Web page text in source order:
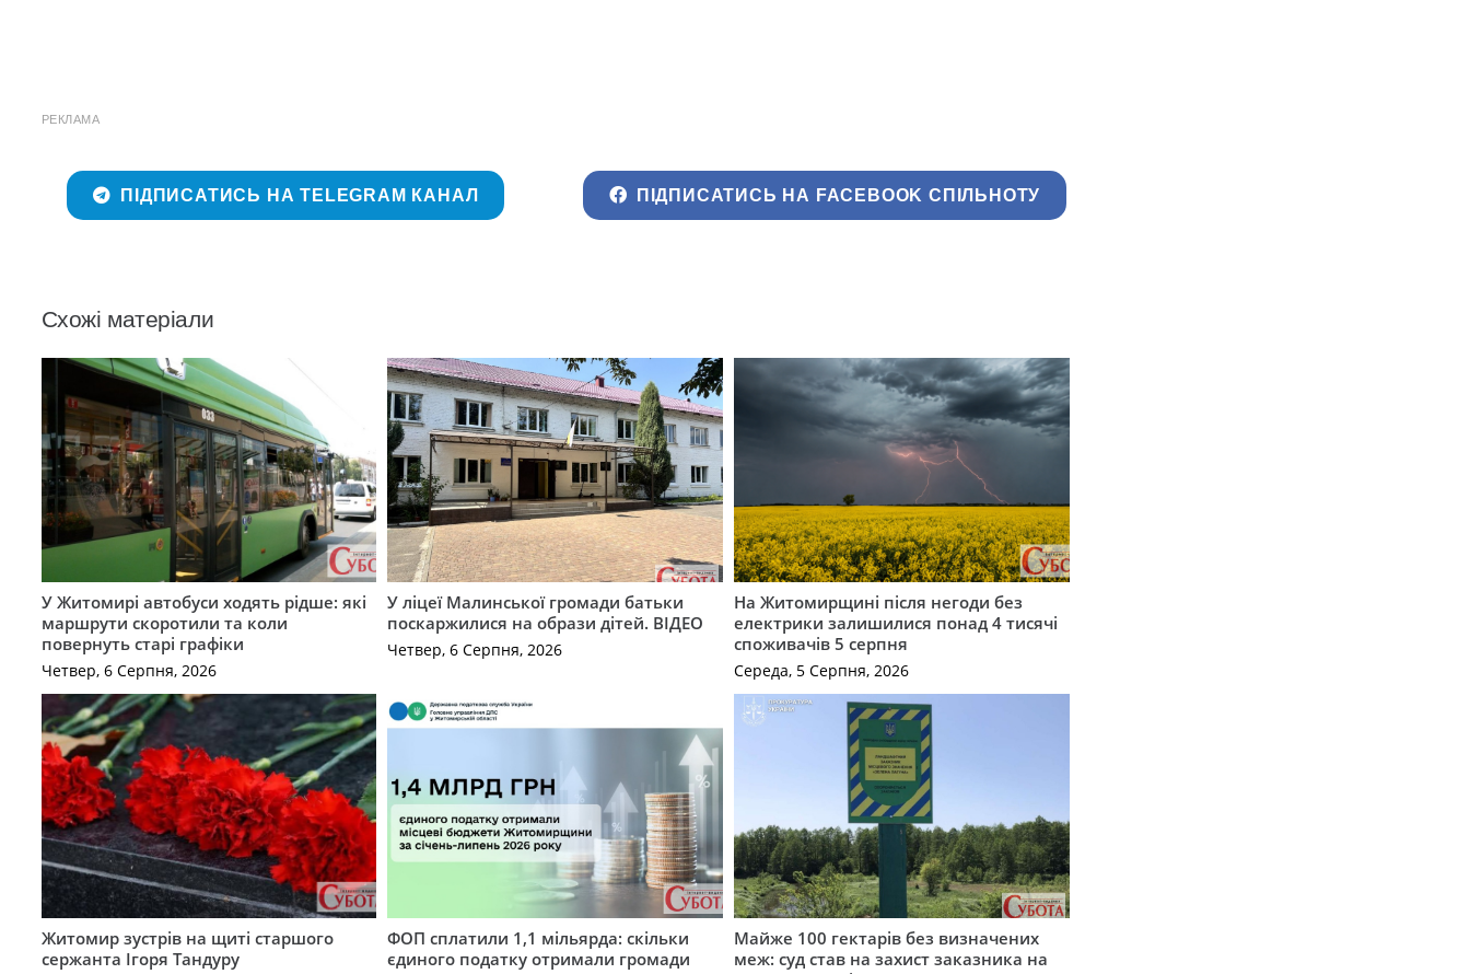
РЕКЛАМА
ПІДПИСАТИСЬ НА TELEGRAM КАНАЛ ПІДПИСАТИСЬ НА FACEBOOK СПІЛЬНОТУ
Схожі матеріали
У Житомирі автобуси ходять рідше: які
маршрути скоротили та коли
повернуть старі графіки
Четвер, 6 Серпня, 2026
У ліцеї Малинської громади батьки
поскаржилися на образи дітей. ВІДЕО
Четвер, 6 Серпня, 2026
На Житомирщині після негоди без
електрики залишилися понад 4 тисячі
споживачів 5 серпня
Середа, 5 Серпня, 2026
Житомир зустрів на щиті старшого
сержанта Ігоря Тандуру
ФОП сплатили 1,1 мільярда: скільки
єдиного податку отримали громади
Майже 100 гектарів без визначених
меж: суд став на захист заказника на